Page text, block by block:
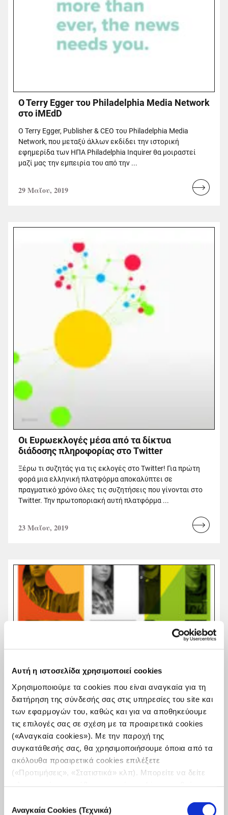
Αυτή η ιστοσελίδα χρησιμοποιεί cookies
Χρησιμοποιούμε τα cookies που είναι αναγκαία για τη
διατήρηση της σύνδεσής σας στις υπηρεσίες του site και
των εφαρμογών του, καθώς και για να αποθηκεύουμε
τις επιλογές σας σε σχέση με τα προαιρετικά cookies
(«Αναγκαία cookies»). Με την παροχή της
συγκατάθεσής σας, θα χρησιμοποιήσουμε όποια από τα
ακόλουθα προαιρετικά cookies επιλέξετε
(«Προτιμήσεις», «Στατιστικά» κλπ). Μπορείτε να δείτε
συγκατάθεσης
Αναγκαία Cookies (Τεχνικά)
O Terry Egger του Philadelphia Media Network
στο iMEdD
O Terry Egger, Publisher & CEO του Philadelphia Media
Network, που μεταξύ άλλων εκδίδει την ιστορική
εφημερίδα των ΗΠΑ Philadelphia Inquirer θα μοιραστεί
μαζί μας την εμπειρία του από την ...
29 Μαΐου, 2019
Read
Οι Ευρωεκλογές μέσα από τα δίκτυα
διάδοσης πληροφορίας στο Twitter
Ξέρω τι συζητάς για τις εκλογές στο Twitter! Για πρώτη
φορά μια ελληνική πλατφόρμα αποκαλύπτει σε
πραγματικό χρόνο όλες τις συζητήσεις που γίνονται στο
Twitter. Την πρωτοποριακή αυτή πλατφόρμα ...
23 Μαΐου, 2019
Read
Citizen Europe: Προβολή ντοκιμαντέρ και
συζήτηση για την Ευρώπη
Το iMEdD, ενόψει των Ευρωεκλογών, φιλοξενεί την